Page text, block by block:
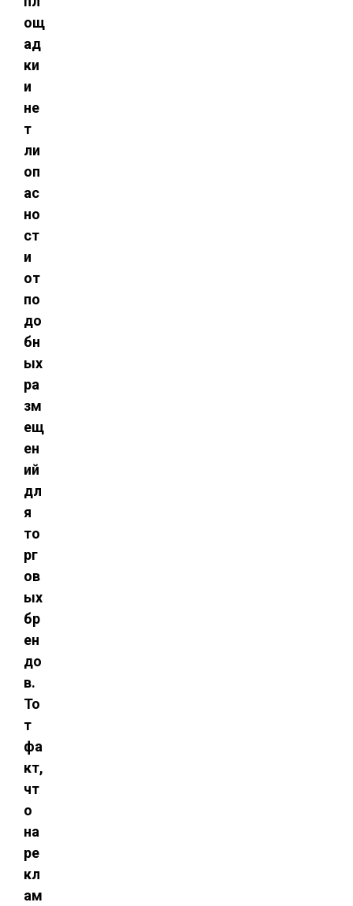
ощ
ад
ки
и
не
т
ли
оп
ас
но
ст
и
от
по
до
бн
ых
ра
зм
ещ
ен
ий
дл
я
то
рг
ов
ых
бр
ен
до
в.
То
т
фа
кт,
чт
о
на
ре
кл
ам